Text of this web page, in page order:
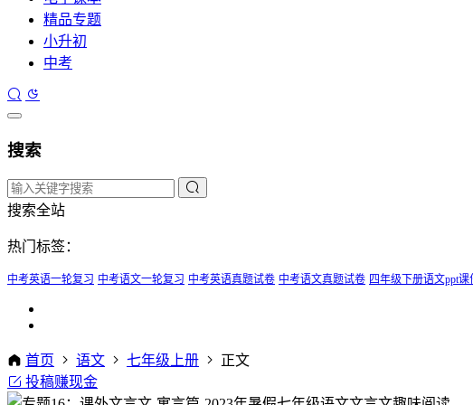
精品专题
小升初
中考
搜索
搜索全站
热门标签：
中考英语一轮复习 中考语文一轮复习 中考英语真题试卷 中考语文真题试卷 四年级下册语文ppt课
首页 语文 七年级上册
正文
投稿赚现金